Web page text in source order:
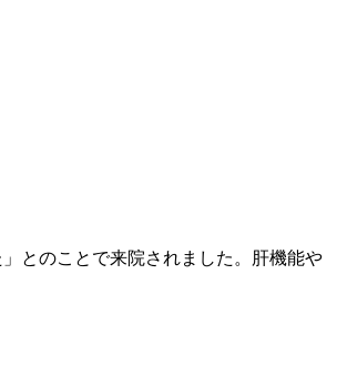
とのことで来院されました。肝機能や